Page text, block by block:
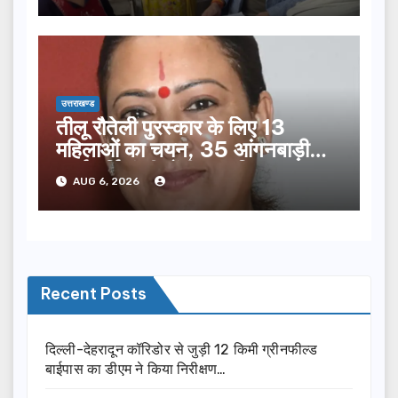
उत्तराखण्ड
तीलू रौतेली पुरस्कार के लिए 13
महिलाओं का चयन, 35 आंगनबाड़ी
कार्यकर्तियां भी होंगी सम्मानित…
AUG 6, 2026
Recent Posts
दिल्ली-देहरादून कॉरिडोर से जुड़ी 12 किमी ग्रीनफील्ड
बाईपास का डीएम ने किया निरीक्षण…